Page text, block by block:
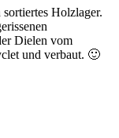
Holzlager.
Dielen vom
und verbaut. 🙂